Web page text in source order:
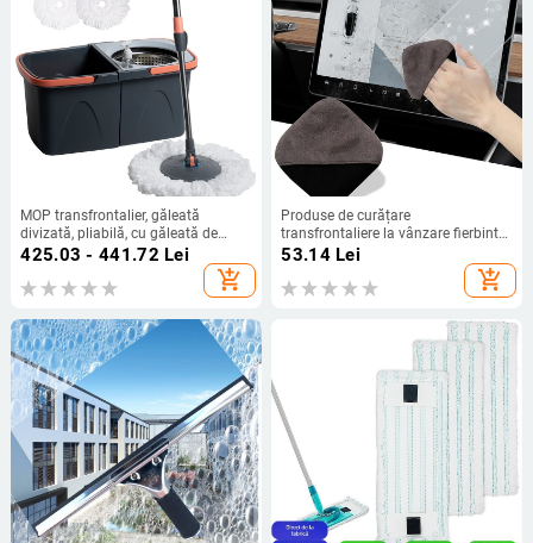
MOP transfrontalier, găleată
divizată, pliabilă, cu găleată de
separare, MOP, MOP Amazon Good
425.03 - 441.72 Lei
add_shopping_cart
Produse de curățare
transfrontaliere la vânzare fierbinte
Șervețel de curățare pentru ecranul
53.14Lei
add_shopping_cart